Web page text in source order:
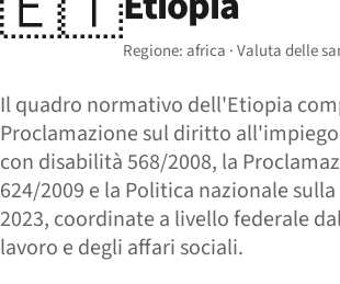
Regione: africa · Valuta delle
Il quadro normativo dell'Etiopia
Proclamazione sul diritto
con disabilità 568/2008, la
624/2009 e la Politica nazionale
2023, coordinate a livello federale
lavoro e degli affari sociali.